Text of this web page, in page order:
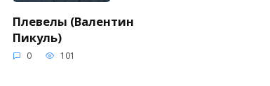
Плевелы (Валентин
Пикуль)
0 101